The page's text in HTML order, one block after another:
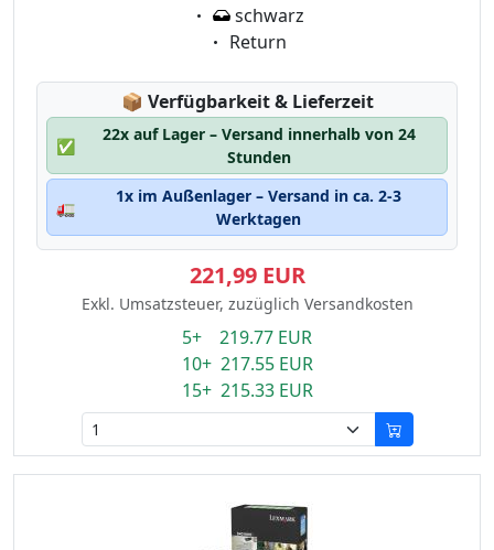
Eigenschaft:
schwarz
Eigenschaft:
Return
📦 Lagerstatus:
Verfügbarkeit & Lieferzeit
✅
22x auf Lager – Versand innerhalb von 24
Stunden
🚛
1x im Außenlager – Versand in ca. 2-3
Werktagen
221,99 EUR
Exkl. Umsatzsteuer, zuzüglich Versandkosten
5+ 219.77 EUR
10+ 217.55 EUR
15+ 215.33 EUR